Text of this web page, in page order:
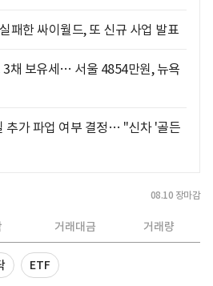
패한 싸이월드, 또 신규 사업 발표
3채 보유세… 서울 4854만원, 뉴욕
추가 파업 여부 결정… "신차 '골든
08.10 장마감
거래대금 거래량
ETF